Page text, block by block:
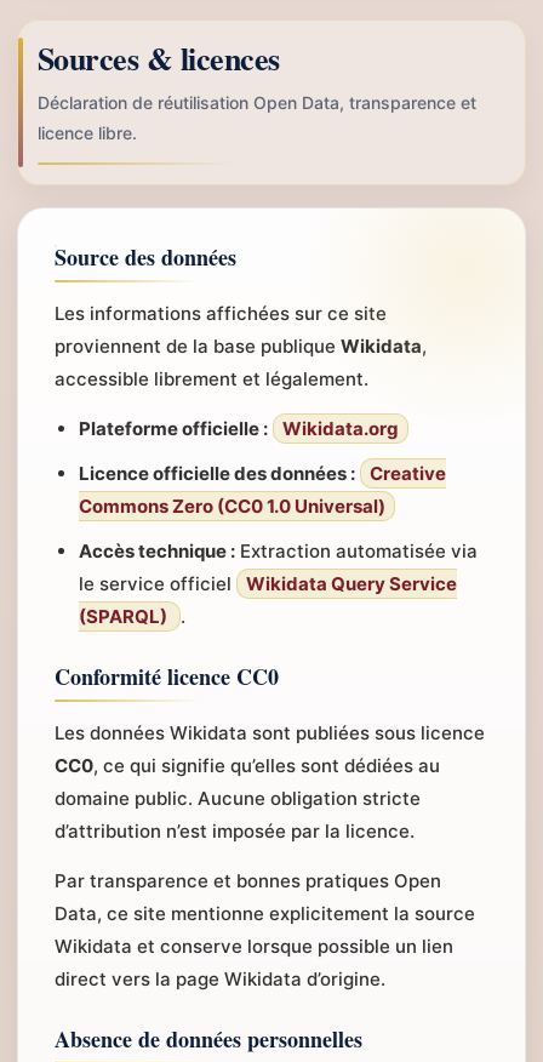
Sources & licences
Déclaration de réutilisation Open Data, transparence et
licence libre.
Source des données
Les informations affichées sur ce site
proviennent de la base publique Wikidata,
accessible librement et légalement.
Plateforme officielle :
Wikidata.org
Licence officielle des données :
Creative
Commons Zero (CC0 1.0 Universal)
Accès technique : Extraction automatisée via
le service officiel
Wikidata Query Service
(SPARQL)
.
Conformité licence CC0
Les données Wikidata sont publiées sous licence
CC0, ce qui signifie qu’elles sont dédiées au
domaine public. Aucune obligation stricte
d’attribution n’est imposée par la licence.
Par transparence et bonnes pratiques Open
Data, ce site mentionne explicitement la source
Wikidata et conserve lorsque possible un lien
direct vers la page Wikidata d’origine.
Absence de données personnelles